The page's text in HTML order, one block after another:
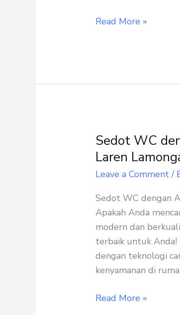
Read More »
Sedot WC
Laren
Leave a Comment /
Sedot WC dengan
Apakah Anda
modern dan
terbaik untuk Anda!
dengan teknologi
kenyamanan di
Sedot
WC
Modern
dan
Berkualitas
di
Laren
Lamongan
Read More »